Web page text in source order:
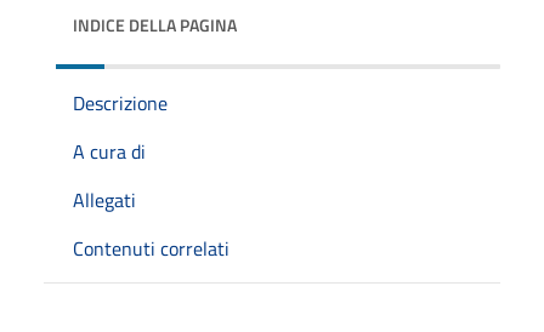
INDICE DELLA PAGINA
Descrizione
A cura di
Allegati
Contenuti correlati